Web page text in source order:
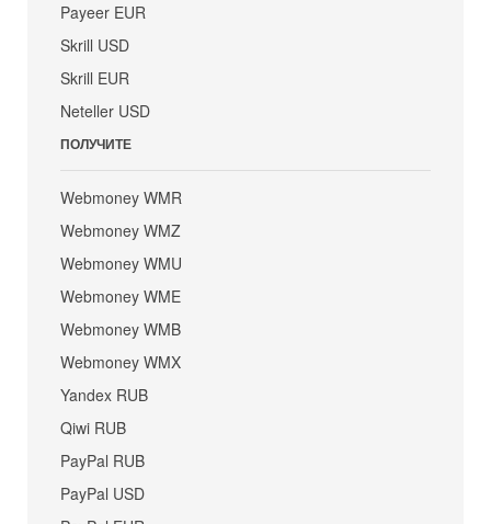
Payeer EUR
Skrill USD
Skrill EUR
Neteller USD
ПОЛУЧИТЕ
Webmoney WMR
Webmoney WMZ
Webmoney WMU
Webmoney WME
Webmoney WMB
Webmoney WMX
Yandex RUB
Qiwi RUB
PayPal RUB
PayPal USD